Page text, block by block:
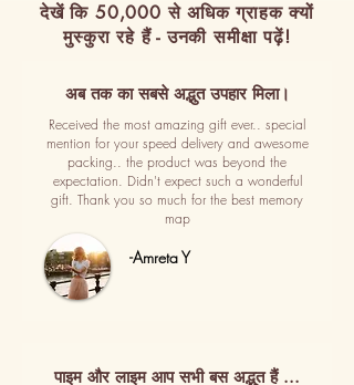
देखें कि 50,000 से अधिक ग्राहक क्यों
मुस्कुरा रहे हैं - उनकी समीक्षा पढ़ें!
अब तक का सबसे अद्भुत उपहार मिला।
Received the most amazing gift ever.. special
mention for your speed delivery and awesome
packing.. the product was beyond the
expectation. Didn't expect such a wonderful
gift. Thank you so much for the best memory
map
-Amreta Y
पाइम और लाइम आप सभी बस अद्भुत हैं ...